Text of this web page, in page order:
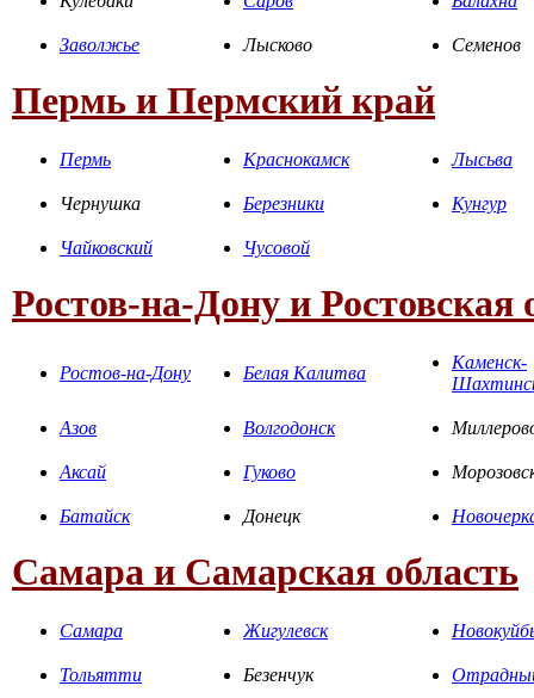
Заволжье Лысково Семенов
Пермь и Пермский край
Пермь Краснокамск Лысьва
Чернушка Березники Кунгур
Чайковский Чусовой
Ростов-на-Дону и Ростовская
Ростов-на-Дону Белая Калитва
Каменск-
Азов Волгодонск
Аксай Гуково
Батайск Донецк
Самара и Самарская область
Самара Жигулевск
Тольятти Безенчук